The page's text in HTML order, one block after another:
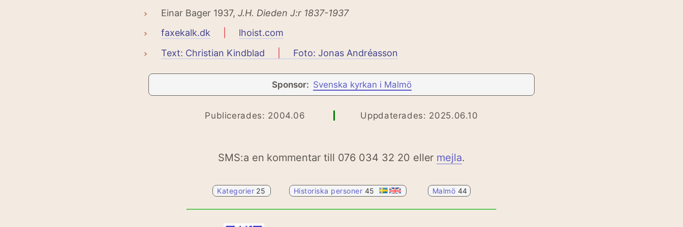
Einar Bager 1937, J.H. Dieden J:r 1837-1937
faxekalk.dk
lhoist.com
Text: Christian Kindblad
Foto: Jonas Andréasson
Sponsor: Svenska kyrkan i Malmö
Publicerades: 2004.06 Uppdaterades: 2025.06.10
SMS:a en kommentar till 076 034 32 20 eller mejla.
Kategorier 25 Historiska personer 45 Malmö 44